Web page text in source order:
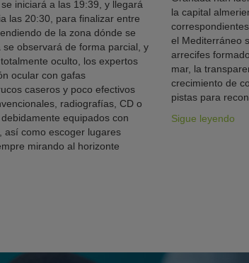
iniciará a las 19:39, y llegará
las 20:30, para finalizar entre
de la zona dónde se
se observará de forma parcial, y
oculto, los expertos
ocular con gafas
caseros y poco efectivos
radiografías, CD o
equipados con
así como escoger lugares
mirando al horizonte
la capital
el Mediterráneo
arrecifes
mar, la
crecimiento de
pistas para
Sigue leyendo